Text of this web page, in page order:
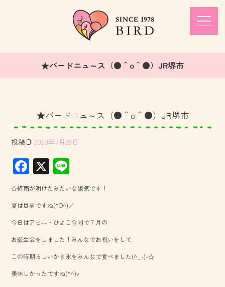
★バードニュ～ス（●＾o＾●）JR堺市
★バードニュ～ス（●＾o＾●）JR堺市
投稿日 2020年7月29日
F
ac
e
b
o
ok
X
ne
☆梅雨が明けたみたいな陽気です！
夏は目前ですね(^O^)／
今日はアヒル・ひよこ合同で７月の
お誕生会をしました！みんなでお祝いをして
この時期らしいかき氷をみんなで食べました(^_-)-☆
美味しかったですね(^^)v